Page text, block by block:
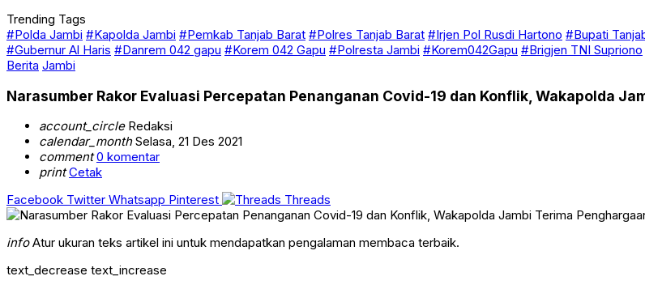
Trending Tags
#Polda Jambi #Kapolda Jambi #Pemkab Tanjab Barat #Polres Tanjab Barat #Irjen Pol Rusdi Hartono #Bupati
#Gubernur Al Haris #Danrem 042 gapu #Korem 042 Gapu #Polresta Jambi #Korem042Gapu #Brigjen TNI Supriono
Berita Jambi
Narasumber Rakor Evaluasi Percepatan Penanganan Covid-19 dan Konflik, Wakapolda
account_circleRedaksi
calendar_monthSelasa, 21 Des 2021
comment 0 komentar
print Cetak
Facebook Twitter Whatsapp Pinterest Threads
infoAtur ukuran teks artikel ini untuk mendapatkan pengalaman membaca terbaik.
text_decrease text_increase